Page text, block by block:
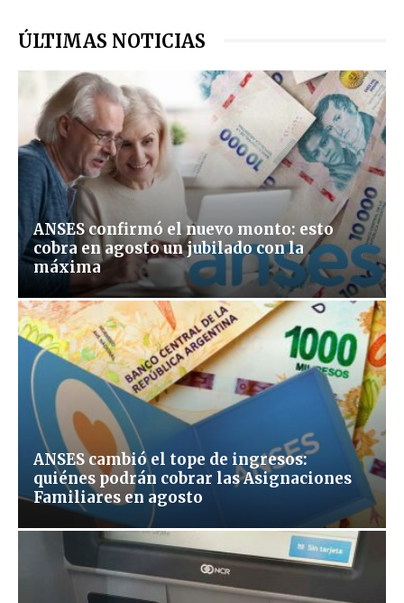
ÚLTIMAS NOTICIAS
ANSES confirmó el nuevo monto: esto
cobra en agosto un jubilado con la
máxima
ANSES cambió el tope de ingresos:
quiénes podrán cobrar las Asignaciones
Familiares en agosto